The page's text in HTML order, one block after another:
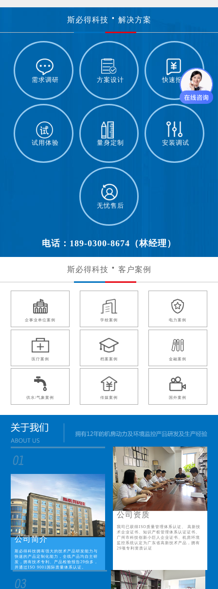
斯必得科技 解决方案
需求调研 方案设计 快速报价
试用体验 量身定制 安装调试
无忧售后
电话：189-0300-8674（林经理）
斯必得科技 客户案例
企事业单位案例 学校案例 电力案例
医疗案例 档案案例 金融案例
供水/气象案例 传媒案例 国外案例
公司简介
斯必得科技拥有强大的技术产品研发能力与
快速的产品定制化能力，全线产品均自主研
发，拥有技术专利、产品检验报告29份多，
并通过ISO 9001国际质量体系认证。
公司资质
我司已获得ISO质量管理体系认证、 高新技
术企业证书、知识产权管理体系认证证书、
广州市科技创新小巨人企业证书、机房环境
监控系统认定为广东省高新技术产品，拥有
29项专利资质认证